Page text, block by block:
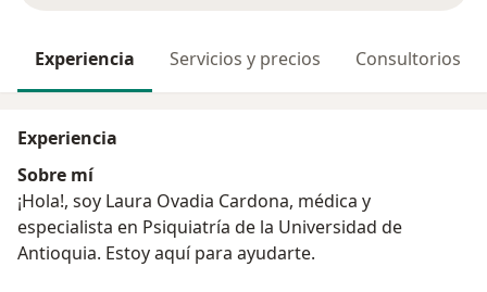
Experiencia Servicios y precios Consultorios
Experiencia
Sobre mí
¡Hola!, soy Laura Ovadia Cardona, médica y
especialista en Psiquiatría de la Universidad de
Antioquia. Estoy aquí para ayudarte.